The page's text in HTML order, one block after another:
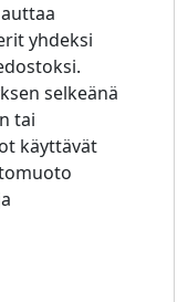
yhdeksi
selkeänä
tai
käyttävät